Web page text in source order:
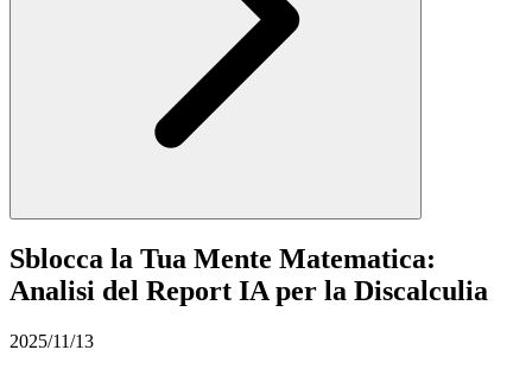
Sblocca la Tua Mente Matematica:
Analisi del Report IA per la Discalculia
2025/11/13